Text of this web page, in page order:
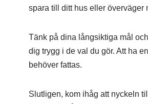
spara till ditt hus eller överväger
Tänk på dina långsiktiga mål
dig trygg i de val du gör. Att ha
behöver fattas.
Slutligen, kom ihåg att nyckeln